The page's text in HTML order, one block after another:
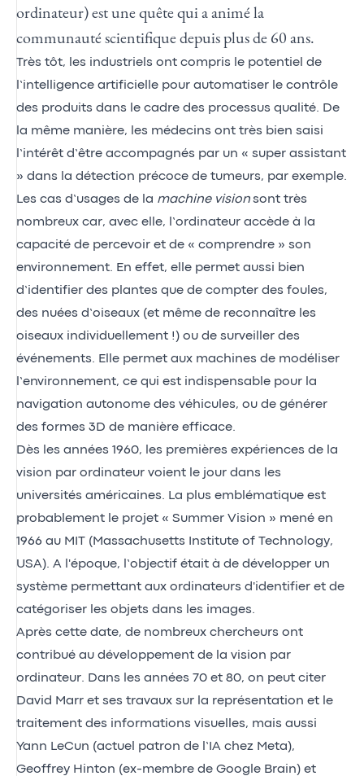
ordinateur) est une quête qui a animé la
communauté scientifique depuis plus de 60 ans.
Très tôt, les industriels ont compris le potentiel de
l’intelligence artificielle pour automatiser le contrôle
des produits dans le cadre des processus qualité. De
la même manière, les médecins ont très bien saisi
l’intérêt d’être accompagnés par un « super assistant
» dans la détection précoce de tumeurs, par exemple.
Les cas d’usages de la machine vision sont très
nombreux car, avec elle, l’ordinateur accède à la
capacité de percevoir et de « comprendre » son
environnement. En effet, elle permet aussi bien
d’identifier des plantes que de compter des foules,
des nuées d’oiseaux (et même de reconnaître les
oiseaux individuellement !) ou de surveiller des
événements. Elle permet aux machines de modéliser
l’environnement, ce qui est indispensable pour la
navigation autonome des véhicules, ou de générer
des formes 3D de manière efficace.
Dès les années 1960, les premières expériences de la
vision par ordinateur voient le jour dans les
universités américaines. La plus emblématique est
probablement le projet « Summer Vision » mené en
1966 au MIT (Massachusetts Institute of Technology,
USA). A l'époque, l’objectif était à de développer un
système permettant aux ordinateurs d'identifier et de
catégoriser les objets dans les images.
Après cette date, de nombreux chercheurs ont
contribué au développement de la vision par
ordinateur. Dans les années 70 et 80, on peut citer
David Marr et ses travaux sur la représentation et le
traitement des informations visuelles, mais aussi
Yann LeCun (actuel patron de l’IA chez Meta),
Geoffrey Hinton (ex-membre de Google Brain) et